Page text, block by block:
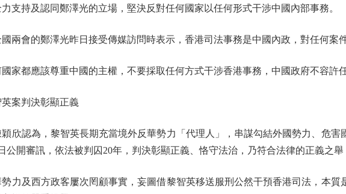
支持及認同鄭澤光的立場，堅決反對任何國家以任何形式干涉中國內部事務。
會的鄭澤光昨日接受傳媒訪問時表示，香港司法事務是中國內政，對任何案
都應該尊重中國的主權，不要採取任何方式干涉香港事務，中國政府不容許任
案判決彰顯正義
認為，黎智英長期充當境外反華勢力「代理人」，串謀勾結外國勢力、危害
公開審訊，依法被判囚20年，判決彰顯正義、恪守法治，乃符合法律的正義之舉
及西方政客屢次罔顧事實，妄圖借黎智英移送服刑公然干預香港司法，本質